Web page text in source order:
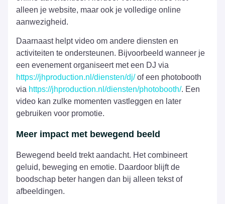
alleen je website, maar ook je volledige online
aanwezigheid.
Daarnaast helpt video om andere diensten en
activiteiten te ondersteunen. Bijvoorbeeld wanneer je
een evenement organiseert met een DJ via
https://jhproduction.nl/diensten/dj/of een photobooth
via https://jhproduction.nl/diensten/photobooth/. Een
video kan zulke momenten vastleggen en later
gebruiken voor promotie.
Meer impact met bewegend beeld
Bewegend beeld trekt aandacht. Het combineert
geluid, beweging en emotie. Daardoor blijft de
boodschap beter hangen dan bij alleen tekst of
afbeeldingen.